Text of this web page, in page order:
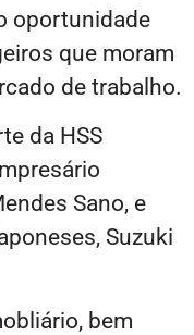
oportunidade
que moram
de trabalho.
da HSS
Sano, e
Suzuki
bem